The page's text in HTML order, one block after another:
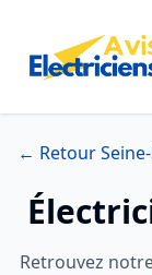
← Retour
Retrouvez